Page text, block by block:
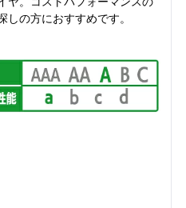
しの方におすすめです。